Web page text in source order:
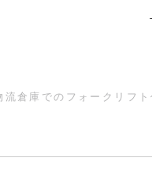
流倉庫でのフォークリフト